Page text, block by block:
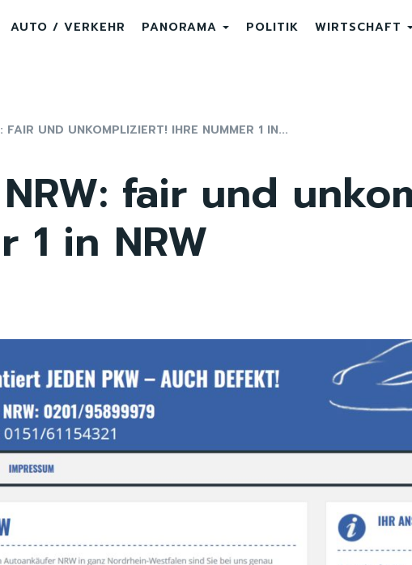
AUTO / VERKEHR PANORAMA POLITIK WIRTSCHAFT
FAIR UND UNKOMPLIZIERT! IHRE NUMMER 1 IN...
fair und
1 in NRW